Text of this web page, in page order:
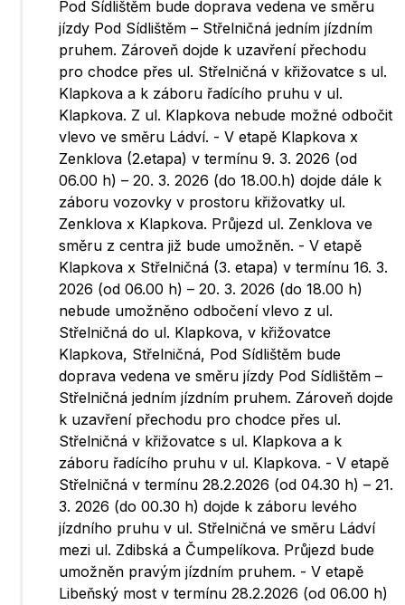
Pod Sídlištěm bude doprava vedena ve směru
jízdy Pod Sídlištěm – Střelničná jedním jízdním
pruhem. Zároveň dojde k uzavření přechodu
pro chodce přes ul. Střelničná v křižovatce s ul.
Klapkova a k záboru řadícího pruhu v ul.
Klapkova. Z ul. Klapkova nebude možné odbočit
vlevo ve směru Ládví. - V etapě Klapkova x
Zenklova (2.etapa) v termínu 9. 3. 2026 (od
06.00 h) – 20. 3. 2026 (do 18.00.h) dojde dále k
záboru vozovky v prostoru křižovatky ul.
Zenklova x Klapkova. Průjezd ul. Zenklova ve
směru z centra již bude umožněn. - V etapě
Klapkova x Střelničná (3. etapa) v termínu 16. 3.
2026 (od 06.00 h) – 20. 3. 2026 (do 18.00 h)
nebude umožněno odbočení vlevo z ul.
Střelničná do ul. Klapkova, v křižovatce
Klapkova, Střelničná, Pod Sídlištěm bude
doprava vedena ve směru jízdy Pod Sídlištěm –
Střelničná jedním jízdním pruhem. Zároveň dojde
k uzavření přechodu pro chodce přes ul.
Střelničná v křižovatce s ul. Klapkova a k
záboru řadícího pruhu v ul. Klapkova. - V etapě
Střelničná v termínu 28.2.2026 (od 04.30 h) – 21.
3. 2026 (do 00.30 h) dojde k záboru levého
jízdního pruhu v ul. Střelničná ve směru Ládví
mezi ul. Zdibská a Čumpelíkova. Průjezd bude
umožněn pravým jízdním pruhem. - V etapě
Libeňský most v termínu 28.2.2026 (od 06.00 h)